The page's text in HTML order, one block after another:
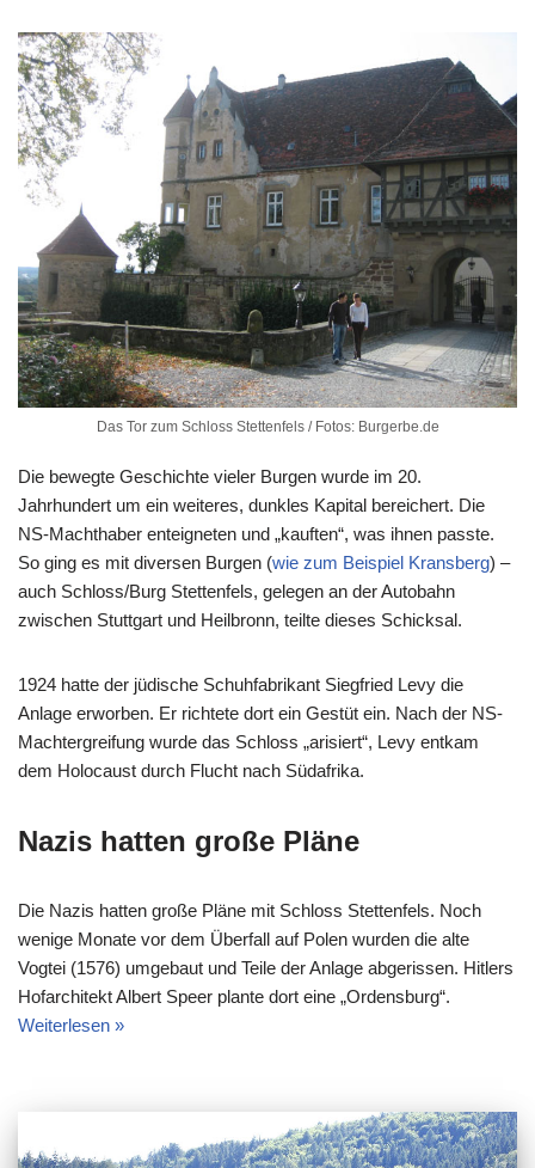
Das Tor zum Schloss Stettenfels / Fotos: Burgerbe.de
Die bewegte Geschichte vieler Burgen wurde im 20.
Jahrhundert um ein weiteres, dunkles Kapital bereichert. Die
NS-Machthaber enteigneten und „kauften“, was ihnen passte.
So ging es mit diversen Burgen (wie zum Beispiel Kransberg) –
auch Schloss/Burg Stettenfels, gelegen an der Autobahn
zwischen Stuttgart und Heilbronn, teilte dieses Schicksal.
1924 hatte der jüdische Schuhfabrikant Siegfried Levy die
Anlage erworben. Er richtete dort ein Gestüt ein. Nach der NS-
Machtergreifung wurde das Schloss „arisiert“, Levy entkam
dem Holocaust durch Flucht nach Südafrika.
Nazis hatten große Pläne
Die Nazis hatten große Pläne mit Schloss Stettenfels. Noch
wenige Monate vor dem Überfall auf Polen wurden die alte
Vogtei (1576) umgebaut und Teile der Anlage abgerissen. Hitlers
Hofarchitekt Albert Speer plante dort eine „Ordensburg“.
Weiterlesen »